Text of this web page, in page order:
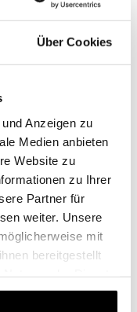
Über Cookies
Anzeigen zu
Medien anbieten
Website zu
zu Ihrer
Partner für
weiter. Unsere
mit
bereitgestellt
garantieren.
an Filtern für
Mit dem
für Landmaschinen